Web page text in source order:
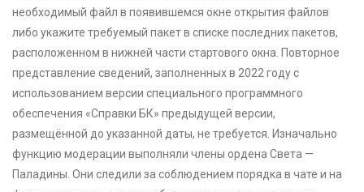
необходимый файл в появившемся окне открытия файлов
либо укажите требуемый пакет в списке последних пакетов,
расположенном в нижней части стартового окна. Повторное
представление сведений, заполненных в 2022 году с
использованием версии специального программного
обеспечения «Справки БК» предыдущей версии,
размещённой до указанной даты, не требуется. Изначально
функцию модерации выполняли члены ордена Света —
Паладины. Они следили за соблюдением порядка в чате и на